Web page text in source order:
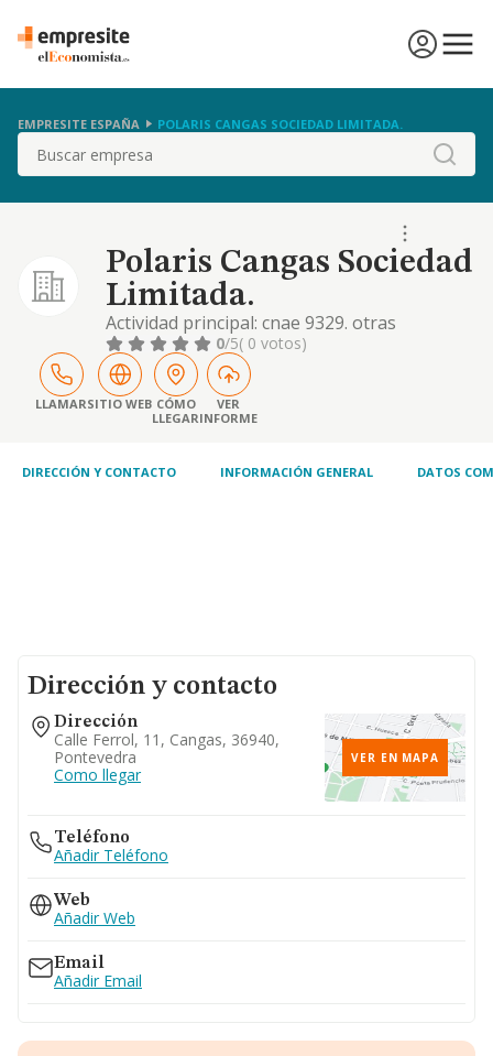
EMPRESITE ESPAÑA POLARIS CANGAS SOCIEDAD LIMITADA.
Buscar
Polaris Cangas Sociedad
Limitada.
Actividad principal: cnae 9329. otras
actividades recreativas y de entretenimiento.
con relación a aquellas actividades del objeto
social propias de las sociedades
profesionales, la actuación de la sociedad
será exclusivamente la intermediación
0/5( 0 votos)
LLAMARSITIO WEB CÓMO
LLEGAR
VER
INFORME
DIRECCIÓN Y CONTACTO INFORMACIÓN GENERAL DATOS
Dirección y contacto
Dirección
Calle Ferrol, 11, Cangas, 36940,
Pontevedra
Como llegar
VER EN MAPA
Teléfono
Añadir Teléfono
Web
Añadir Web
Email
Añadir Email